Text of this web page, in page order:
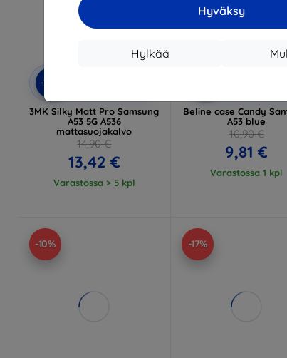
Hyväksy
Hylkää
-10%
3MK Silky Matt Pro Samsung
A53 5G A536
mattasuojakalvo
14,90 €
13,42 €
Varastossa > 5 kpl
Beline case Candy
A53 blue
10,90 €
9,81 €
Varastossa 1 kpl
-10% -17%